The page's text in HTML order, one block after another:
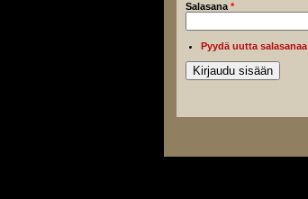
Salasana *
Pyydä uutta salasanaa